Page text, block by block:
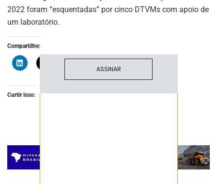
2022 foram “esquentadas” por cinco DTVMs com apoio de
um laboratório.
Compartilhe:
Curtir isso:
Fique atualizado com as últimas
notíciase inovações do setor mineral
ASSINAR